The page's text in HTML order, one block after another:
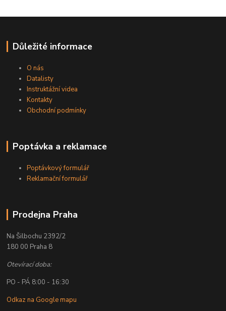
Důležité informace
O nás
Datalisty
Instruktážní videa
Kontakty
Obchodní podmínky
Poptávka a reklamace
Poptávkový formulář
Reklamační formulář
Prodejna Praha
Na Šilbochu 2392/2
180 00 Praha 8
Otevírací doba:
PO - PÁ 8:00 - 16:30
Odkaz na Google mapu